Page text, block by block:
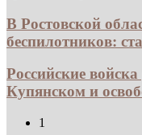
В Ростовской
беспилотников:
Российские
Купянском и
1